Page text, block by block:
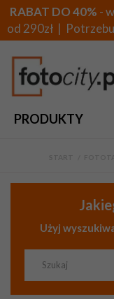
RABAT DO 40% -
od 290zł |
PRODUKTY
Użyj